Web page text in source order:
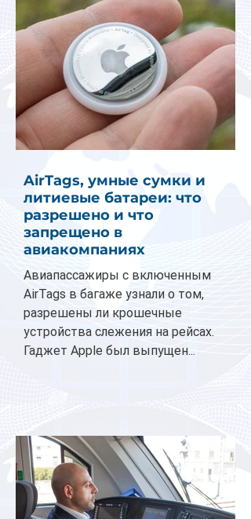
AirTags, умные сумки и
литиевые батареи: что
разрешено и что
запрещено в
авиакомпаниях
Авиапассажиры с включенным
AirTags в багаже узнали о том,
разрешены ли крошечные
устройства слежения на рейсах.
Гаджет Apple был выпущен...